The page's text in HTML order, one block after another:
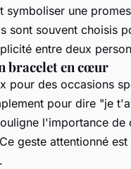
symboliser une
sont souvent choisis
entre deux
bracelet en cœur
pour des occasions
pour dire "je
l'importance de
geste attentionné